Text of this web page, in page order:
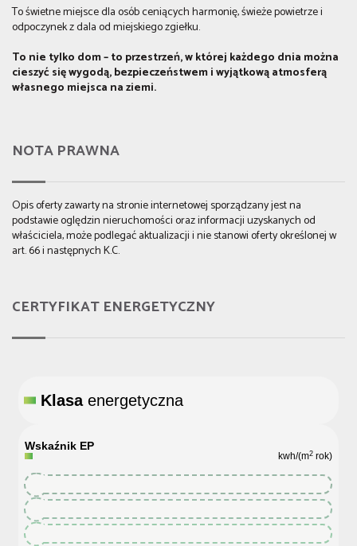
To świetne miejsce dla osób ceniących harmonię, świeże powietrze i
odpoczynek z dala od miejskiego zgiełku.
To nie tylko dom – to przestrzeń, w której każdego dnia można
cieszyć się wygodą, bezpieczeństwem i wyjątkową atmosferą
własnego miejsca na ziemi.
NOTA PRAWNA
Opis oferty zawarty na stronie internetowej sporządzany jest na
podstawie oględzin nieruchomości oraz informacji uzyskanych od
właściciela, może podlegać aktualizacji i nie stanowi oferty określonej w
art. 66 i następnych K.C.
CERTYFIKAT ENERGETYCZNY
Klasaenergetyczna
Wskaźnik EP
kwh/(m2 rok)